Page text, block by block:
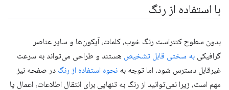
با استفاده از رنگ
بدون سطوح کنتراست رنگ خوب، کلمات، آیکون‌ها و سایر عناصر
گرافیکی به سختی قابل تشخیص هستند و طراحی می‌تواند به سرعت
غیرقابل دسترس شود. اما توجه به نحوه استفاده از رنگ در صفحه نیز
مهم است، زیرا نمی‌توانید از رنگ به تنهایی برای انتقال اطلاعات، اعمال یا